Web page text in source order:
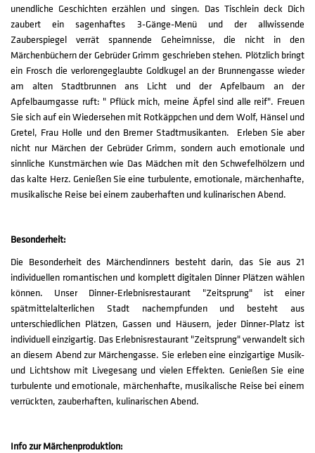
unendliche Geschichten erzählen und singen. Das Tischlein deck Dich
zaubert ein sagenhaftes 3-Gänge-Menü und der allwissende
Zauberspiegel verrät spannende Geheimnisse, die nicht in den
Märchenbüchern der Gebrüder Grimm geschrieben stehen. Plötzlich bringt
ein Frosch die verlorengeglaubte Goldkugel an der Brunnengasse wieder
am alten Stadtbrunnen ans Licht und der Apfelbaum an der
Apfelbaumgasse ruft: " Pflück mich, meine Äpfel sind alle reif". Freuen
Sie sich auf ein Wiedersehen mit Rotkäppchen und dem Wolf, Hänsel und
Gretel, Frau Holle und den Bremer Stadtmusikanten. Erleben Sie aber
nicht nur Märchen der Gebrüder Grimm, sondern auch emotionale und
sinnliche Kunstmärchen wie Das Mädchen mit den Schwefelhölzern und
das kalte Herz. Genießen Sie eine turbulente, emotionale, märchenhafte,
musikalische Reise bei einem zauberhaften und kulinarischen Abend.
Besonderheit:
Die Besonderheit des Märchendinners besteht darin, das Sie aus 21
individuellen romantischen und komplett digitalen Dinner Plätzen wählen
können. Unser Dinner-Erlebnisrestaurant "Zeitsprung" ist einer
spätmittelalterlichen Stadt nachempfunden und besteht aus
unterschiedlichen Plätzen, Gassen und Häusern, jeder Dinner-Platz ist
individuell einzigartig. Das Erlebnisrestaurant "Zeitsprung" verwandelt sich
an diesem Abend zur Märchengasse. Sie erleben eine einzigartige Musik-
und Lichtshow mit Livegesang und vielen Effekten. Genießen Sie eine
turbulente und emotionale, märchenhafte, musikalische Reise bei einem
verrückten, zauberhaften, kulinarischen Abend.
Info zur Märchenproduktion: